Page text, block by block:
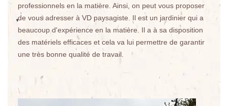
professionnels en la matière. Ainsi, on peut vous proposer
de vous adresser à VD paysagiste. Il est un jardinier qui a
beaucoup d'expérience en la matière. Il a à sa disposition
des matériels efficaces et cela va lui permettre de garantir
une très bonne qualité de travail.